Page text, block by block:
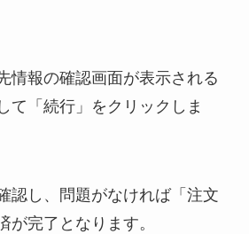
情報の確認画面が表示される
て「続行」をクリックしま
認し、問題がなければ「注文
が完了となります。